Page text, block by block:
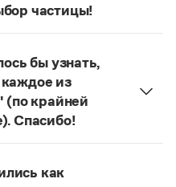
слова
частицы!
помни о своих
Где ты только
бы узнать,
из
(по крайней
Спасибо!
случае
в достоверность
как